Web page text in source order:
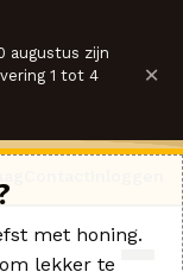
augustus zijn
1 tot 4
×
met honing.
lekker te